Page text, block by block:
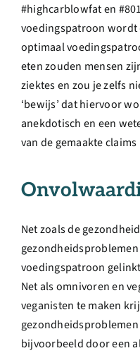
#highcarblowfat en
voedingspatroon wordt
optimaal
eten zouden mensen
ziektes en zou je zelfs
‘bewijs’ dat hiervoor
anekdotisch en een
van de gemaakte
Net zoals de
voedingspatroon
Net als omnivoren en
veganisten te maken
bijvoorbeeld door een